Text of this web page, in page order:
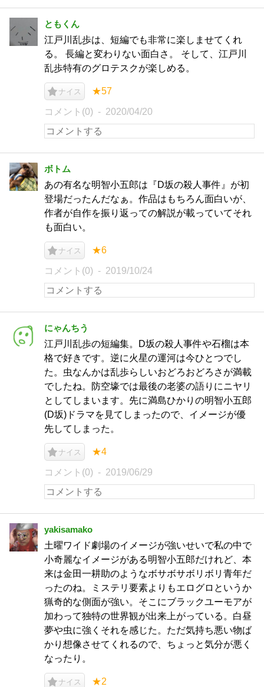
ともくん
江戸川乱歩は、短編でも非常に楽しませてくれ
る。 長編と変わりない面白さ。 そして、江戸川
乱歩特有のグロテスクが楽しめる。
ナイス ★57
コメント(0) 2020/04/20
ボトム
あの有名な明智小五郎は『D坂の殺人事件』が初
登場だったんだなぁ。作品はもちろん面白いが、
作者が自作を振り返っての解説が載っていてそれ
も面白い。
ナイス ★6
コメント(0) 2019/10/24
にゃんちう
江戸川乱歩の短編集。D坂の殺人事件や石榴は本
格で好きです。逆に火星の運河は今ひとつでし
た。虫なんかは乱歩らしいおどろおどろさが満載
でしたね。防空壕では最後の老婆の語りにニヤリ
としてしまいます。先に満島ひかりの明智小五郎
(D坂)ドラマを見てしまったので、イメージが優
先してしまった。
ナイス ★4
コメント(0) 2019/06/29
yakisamako
土曜ワイド劇場のイメージが強いせいで私の中で
小奇麗なイメージがある明智小五郎だけれど、本
来は金田一耕助のようなボサボサボリボリ青年だ
ったのね。ミステリ要素よりもエログロというか
猟奇的な側面が強い。そこにブラックユーモアが
加わって独特の世界観が出来上がっている。白昼
夢や虫に強くそれを感じた。ただ気持ち悪い物ば
かり想像させてくれるので、ちょっと気分が悪く
なったり。
ナイス ★2